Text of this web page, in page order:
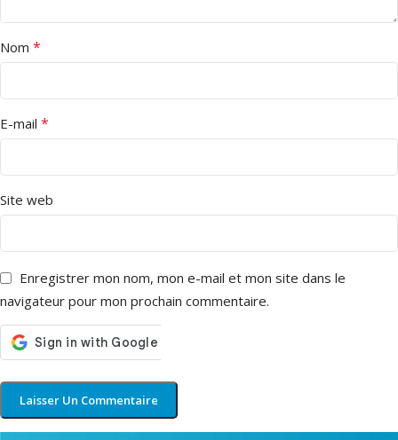
Nom *
E-mail *
Site web
Enregistrer mon nom, mon e-mail et mon site dans le
navigateur pour mon prochain commentaire.